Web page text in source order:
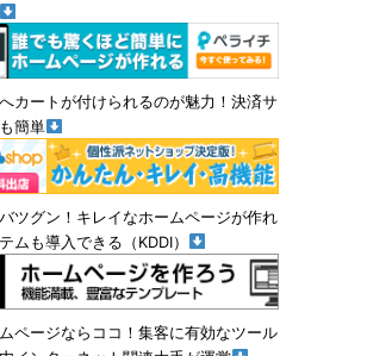
カートが付けられるのが魅力！決済サ
簡単
ツグン！キレイなホームページが作れ
ムも導入できる（KDDI）
ページならココ！集客に有効なツール